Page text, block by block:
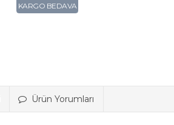
Ürün Yorumları